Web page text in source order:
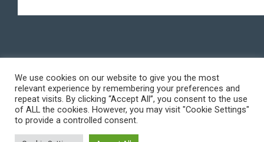
We use cookies on our website to give you the most
relevant experience by remembering your preferences and
repeat visits. By clicking “Accept All”, you consent to the use
of ALL the cookies. However, you may visit "Cookie Settings"
to provide a controlled consent.